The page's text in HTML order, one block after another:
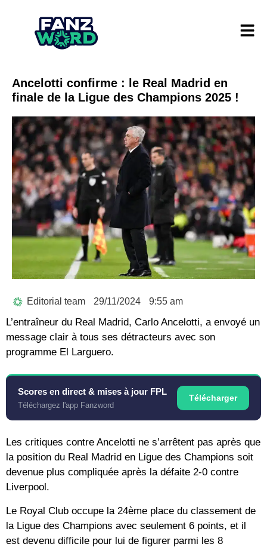
Ancelotti confirme : le Real Madrid en
finale de la Ligue des Champions 2025 !
Editorial team 29/11/2024 9:55 am
L’entraîneur du Real Madrid, Carlo Ancelotti, a envoyé un
message clair à tous ses détracteurs avec son
programme El Larguero.
Scores en direct & mises à jour FPL
Téléchargez l'app Fanzword
Télécharger
Les critiques contre Ancelotti ne s’arrêtent pas après que
la position du Real Madrid en Ligue des Champions soit
devenue plus compliquée après la défaite 2-0 contre
Liverpool.
Le Royal Club occupe la 24ème place du classement de
la Ligue des Champions avec seulement 6 points, et il
est devenu difficile pour lui de figurer parmi les 8